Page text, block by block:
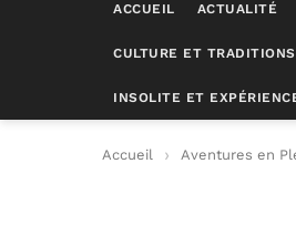
ACCUEIL ACTUALITÉ
CULTURE ET TRADITIONS
INSOLITE ET
Accueil Aventures en